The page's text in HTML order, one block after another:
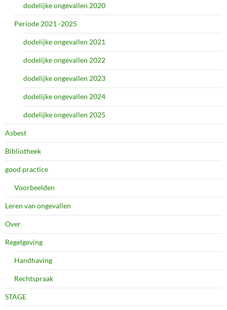
dodelijke ongevallen 2020
Periode 2021 -2025
dodelijke ongevallen 2021
dodelijke ongevallen 2022
dodelijke ongevallen 2023
dodelijke ongevallen 2024
dodelijke ongevallen 2025
Asbest
Bibliotheek
good practice
Voorbeelden
Leren van ongevallen
Over
Regelgeving
Handhaving
Rechtspraak
STAGE